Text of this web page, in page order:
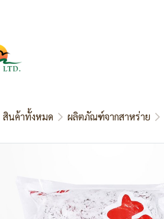
สินค้าทั้งหมด ผลิตภัณฑ์จากสาหร่าย